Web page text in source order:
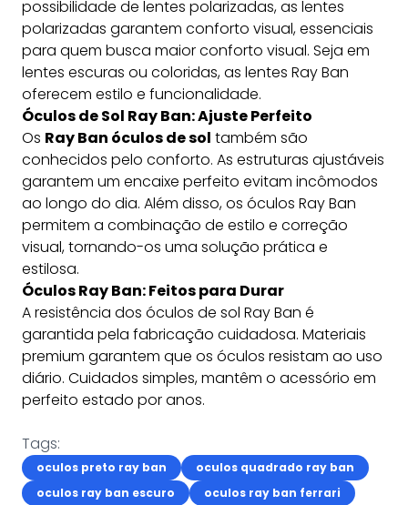
possibilidade de lentes polarizadas, as lentes
polarizadas garantem conforto visual, essenciais
para quem busca maior conforto visual. Seja em
lentes escuras ou coloridas, as lentes Ray Ban
oferecem estilo e funcionalidade.
Óculos de Sol Ray Ban: Ajuste Perfeito
Os Ray Ban óculos de sol também são
conhecidos pelo conforto. As estruturas ajustáveis
garantem um encaixe perfeito evitam incômodos
ao longo do dia. Além disso, os óculos Ray Ban
permitem a combinação de estilo e correção
visual, tornando-os uma solução prática e
estilosa.
Óculos Ray Ban: Feitos para Durar
A resistência dos óculos de sol Ray Ban é
garantida pela fabricação cuidadosa. Materiais
premium garantem que os óculos resistam ao uso
diário. Cuidados simples, mantêm o acessório em
perfeito estado por anos.
Tags:
oculos preto ray ban
oculos quadrado ray ban
oculos ray ban escuro
oculos ray ban ferrari